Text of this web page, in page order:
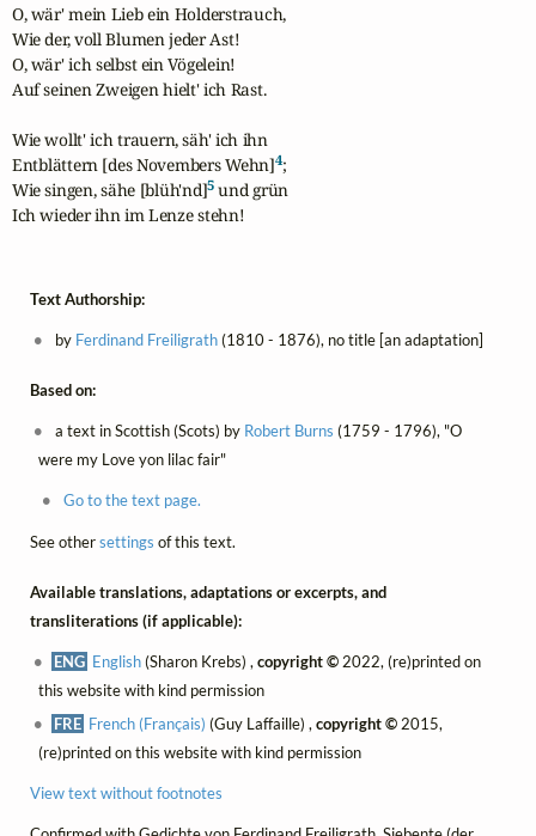
O, wär' mein Lieb ein Holderstrauch,
Wie der, voll Blumen jeder Ast!
O, wär' ich selbst ein Vögelein!
Auf seinen Zweigen hielt' ich Rast.
Wie wollt' ich trauern, säh' ich ihn
Entblättern [des Novembers Wehn]4;
Wie singen, sähe [blüh'nd]5 und grün
Ich wieder ihn im Lenze stehn!
Text Authorship:
by Ferdinand Freiligrath(1810 - 1876), no title [an adaptation]
Based on:
a text in Scottish (Scots) by Robert Burns (1759 - 1796), "O
were my Love yon lilac fair"
Go to the text page.
See othersettings of this text.
Available translations, adaptations or excerpts, and
transliterations (if applicable):
ENG English(Sharon Krebs) ,copyright © 2022, (re)printed on
this website with kind permission
FRE French (Français) (Guy Laffaille) ,copyright © 2015,
(re)printed on this website with kind permission
View text without footnotes